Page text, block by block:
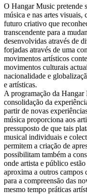
O Hangar Music pretende
música e nas artes
futuro criativo que
transcendente para a
desenvolvidas através de
forjadas através de uma
movimentos artísticos
movimentos culturais
nacionalidade e
e artísticas.
A programação da Hangar
consolidação da
partir de novas
música proporciona aos
pressuposto de que tais
musical individuais e
permitem a criação de
possibilitam também a
onde artista e público
aproxima a outros campos
para a compreensão das
mesmo tempo práticas